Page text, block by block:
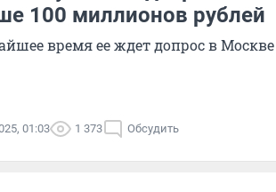
100 миллионов рублей
время ее ждет допрос в Москве
01:03 1 373 Обсудить